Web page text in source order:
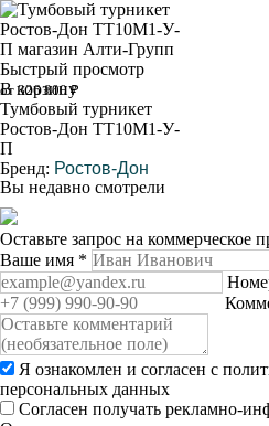
Быстрый просмотр
В корзину
от 326 800 ₽
Тумбовый турникет
Ростов-Дон ТТ10М1-У-
П
Бренд: Ростов-Дон
Вы недавно смотрели
Оставьте запрос на коммерческое
Ваше имя *
Я ознакомлен и согласен с
персональных данных
Согласен получать рекламно-